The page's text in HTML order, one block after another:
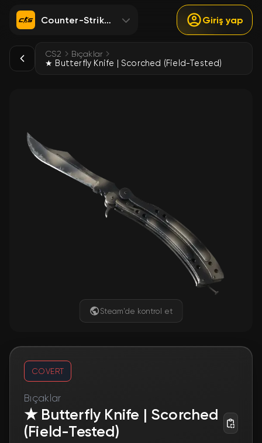
Counter-Strike 2 Giriş yap
CS2 Bıçaklar
★ Butterfly Knife | Scorched (Field-Tested)
Steam'de kontrol et
COVERT
Bıçaklar
★ Butterfly Knife | Scorched
(Field-Tested)